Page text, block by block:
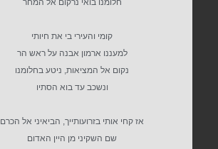
קומי והעירי בי את חיותי
למעננו ארמון אבנה על ראש הר
נקום אל המציאות, ניטע בחלומנו
ונשכב עד בוא הסתיו
אז קחי אותי בזרועותייך, הביאיני אל הכרם
שם השקיני מן היין האדום